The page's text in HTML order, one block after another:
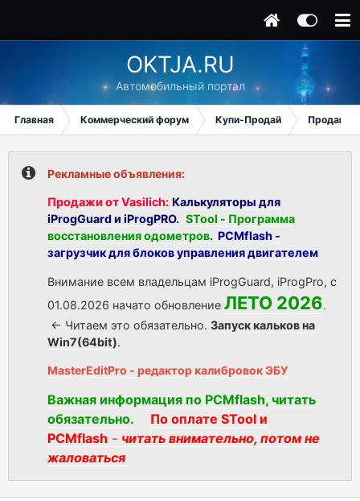
OKTJA.RU
Автомобильный портал
Главная Коммерческий форум Купи-Продай Продаю
Рекламные объявления:
Продажи от Vasilich: Калькуляторы для
iProgGuard и iProgPRO. STool - Программа
восстановления одометров. PCMflash -
загрузчик для блоков управления двигателем
Внимание всем владельцам iProgGuard, iProgPro, с
01.08.2026 начато обновление ЛЕТО 2026.
<- Читаем это обязательно. Запуск кальков на
Win7(64bit).
MasterEditPro - редактор калибровок ЭБУ
Важная информация по PCMflash, читать
обязательно.
По оплате STool и
PCMflash - читать внимательно, потом не
жаловаться